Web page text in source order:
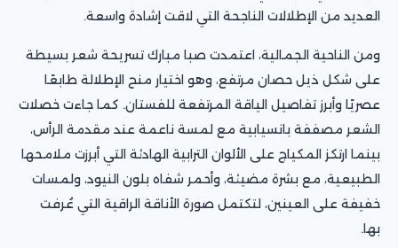
العديد من الإطلالات الناجحة التي لاقت إشادة واسعة.
ومن الناحية الجمالية، اعتمدت صبا مبارك تسريحة شعر بسيطة
على شكل ذيل حصان مرتفع، وهو اختيار منح الإطلالة طابعًا
عصريًا وأبرز تفاصيل الياقة المرتفعة للفستان. كما جاءت خصلات
الشعر مصففة بانسيابية مع لمسة ناعمة عند مقدمة الرأس،
بينما ارتكز المكياج على الألوان الترابية الهادئة التي أبرزت ملامحها
الطبيعية، مع بشرة مضيئة، وأحمر شفاه بلون النيود، ولمسات
خفيفة على العينين، لتكتمل صورة الأناقة الراقية التي عُرفت
بها.